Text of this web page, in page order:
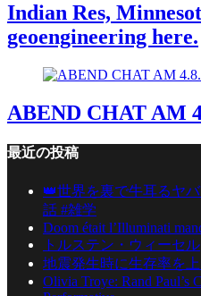
Indian Res,
geoengineering here.
ABEND CHAT AM
最近の投稿
👑世界を裏で牛耳るヤ
話 #雑学
Doom était l’Illuminati
トルステン・ウィーセル
地震発生時に生存率を
Olivia Troye: Rand Paul’s